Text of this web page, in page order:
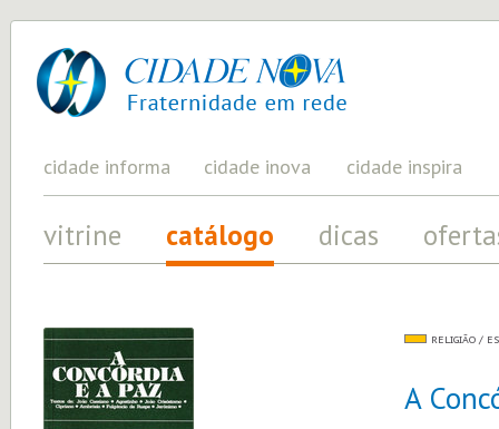
cidade
nova
UM
PROJETO
PELA
FRATERNIDADE
cidade informa cidade inova cidade inspira
vitrine catálogo dicas
RELIGIÃO /
A